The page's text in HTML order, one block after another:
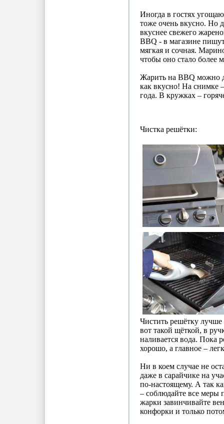
Иногда в гостях
тоже очень вкусно. Но
вкуснее свежего
BBQ - в магазине
мягкая и сочная.
чтобы оно стало более
Жарить на BBQ можно
как вкусно! На снимке
года. В кружках –
Чистка решётки:
Чистить решётку лучше
вот такой щёткой, в
наливается вода. Пока
хорошо, а главное –
Ни в коем случае не
даже в сарайчике на
по-настоящему. А так
– соблюдайте все меры
жарки завинчивайте
конфорки и только